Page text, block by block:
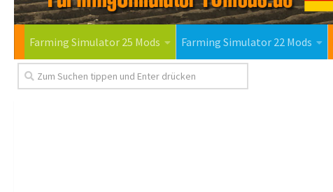
Farming Simulator 25 Mods Farming Simulator 22 Mods